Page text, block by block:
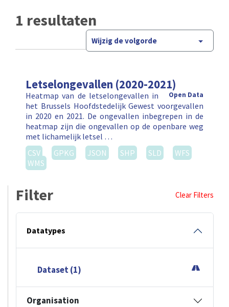
1 resultaten
Wijzig de volgorde
Letselongevallen (2020-2021)
Open Data
Heatmap van de letselongevallen in
het Brussels Hoofdstedelijk Gewest voorgevallen
in 2020 en 2021. De ongevallen inbegrepen in de
heatmap zijn die ongevallen op de openbare weg
met lichamelijk letsel …
CSV
GPKG JSON SHP SLD
WFS
WMS
Filter Clear Filters
Datatypes
Dataset (1)
Organisation